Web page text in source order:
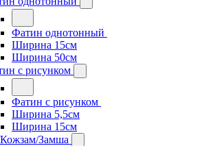
Фатин однотонный
Ширина 15см
Ширина 50см
с рисунком
Фатин с рисунком
Ширина 5,5см
Ширина 15см
Замша